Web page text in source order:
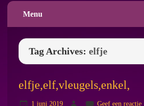
Menu
Tag Archives: elfje
elfje,elf,vleugels,enkel,
1 juni 2019 Geef een reactie